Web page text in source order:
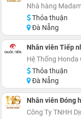
Nhà hàng
Thỏa thuận
Đà Nẵng
Nhân viên Tiếp
Hệ Thống Honda
Thỏa thuận
Đà Nẵng
Nhân viên Đóng
Công Ty TNHH